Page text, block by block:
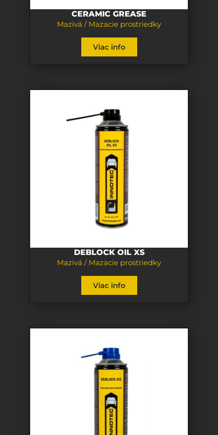
CERAMIC GREASE
Mazivá / Mazacie prostriedky
Viac info
DEBLOCK OIL XS
Mazivá / Mazacie prostriedky
Viac info